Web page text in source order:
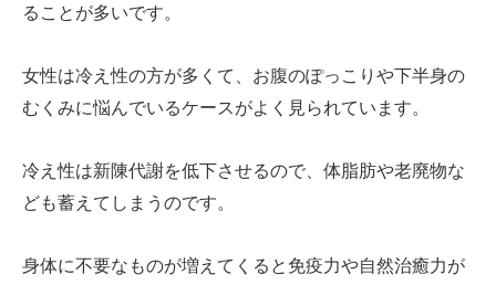
ることが多いです。
女性は冷え性の方が多くて、お腹のぽっこりや下半身の
むくみに悩んでいるケースがよく見られています。
冷え性は新陳代謝を低下させるので、体脂肪や老廃物な
ども蓄えてしまうのです。
身体に不要なものが増えてくると免疫力や自然治癒力が